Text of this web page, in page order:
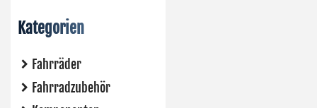
Kategorien
Fahrräder
Fahrradzubehör